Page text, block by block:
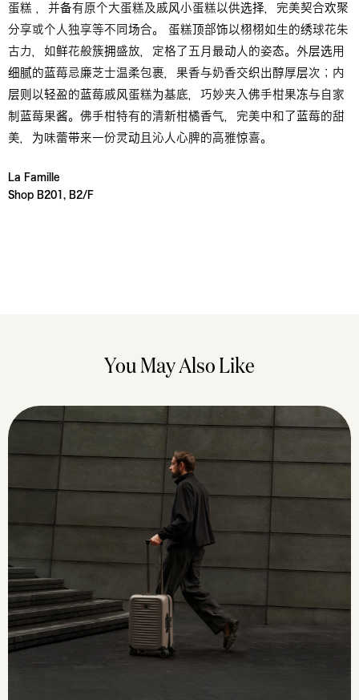
蛋糕 ，并备有原个大蛋糕及戚风小蛋糕以供选择，完美契合欢聚
分享或个人独享等不同场合。 蛋糕顶部饰以栩栩如生的绣球花朱
古力，如鲜花般簇拥盛放，定格了五月最动人的姿态。外层选用
细腻的蓝莓忌廉芝士温柔包裹，果香与奶香交织出醇厚层次；内
层则以轻盈的蓝莓戚风蛋糕为基底，巧妙夹入佛手柑果冻与自家
制蓝莓果酱。佛手柑特有的清新柑橘香气，完美中和了蓝莓的甜
美，为味蕾带来一份灵动且沁人心脾的高雅惊喜。
La Famille
Shop B201, B2/F
You May Also Like